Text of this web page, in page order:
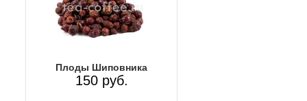
Плоды Шиповника
150 руб.